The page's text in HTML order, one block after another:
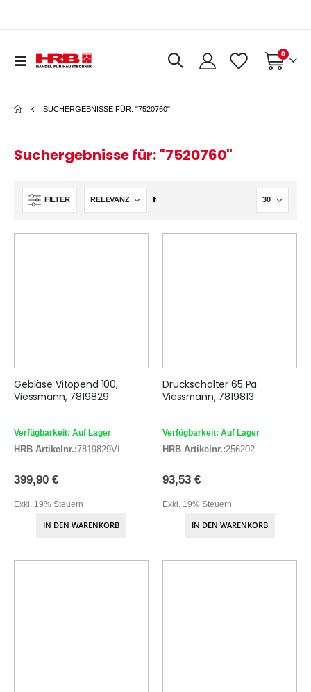
Navigation
Warenkorb
0
SUCHERGEBNISSE FÜR: "7520760"
Suchergebnisse für: "7520760"
FILTER
In
Gebläse Vitopend 100,
Viessmann, 7819829
Verfügbarkeit: Auf Lager
HRB Artikelnr.:7819829VI
399,90 €
Exkl. 19% Steuern
IN DEN WARENKORB
Druckschalter 65 Pa
Viessmann, 7819813
Verfügbarkeit: Auf Lager
HRB Artikelnr.:256202
93,53 €
Exkl. 19% Steuern
IN DEN WARENKORB